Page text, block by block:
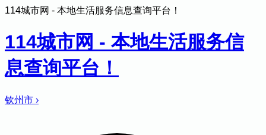
114城市网 - 本地生活服务信息查询平台！
114城市网 - 本地生活服务信
息查询平台！
钦州市 ›